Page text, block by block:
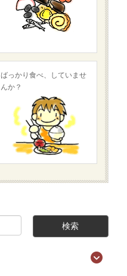
ばっかり食べ、していませ
んか？